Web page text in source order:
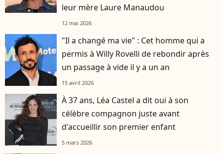
leur mère Laure Manaudou
12 mai 2026
"Il a changé ma vie" : Cet homme qui a
permis à Willy Rovelli de rebondir après
un passage à vide il y a un an
15 avril 2026
À 37 ans, Léa Castel a dit oui à son
célèbre compagnon juste avant
d'accueillir son premier enfant
5 mars 2026